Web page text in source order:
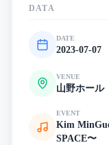
DATA
DATE
2023-07-07
VENUE
山野ホール
EVENT
Kim
SPACE〜